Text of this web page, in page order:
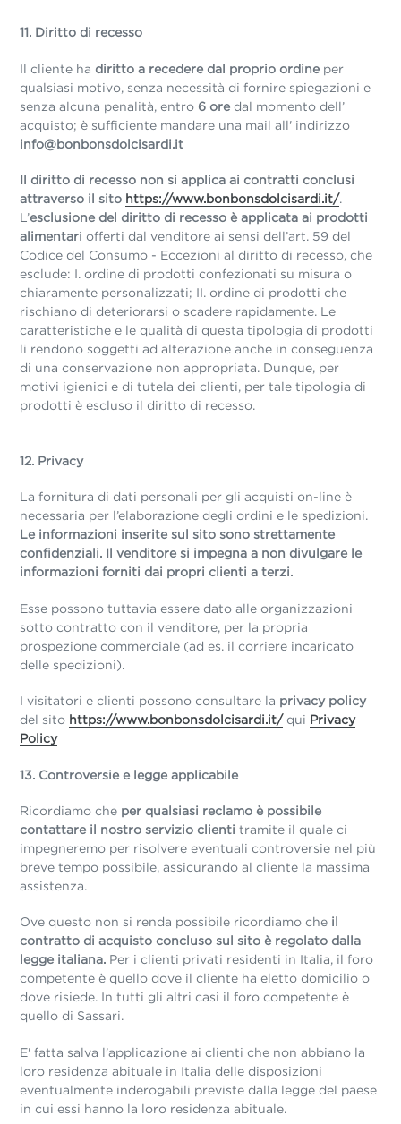
11. Diritto di recesso
Il cliente ha diritto a recedere dal proprio ordine per
qualsiasi motivo, senza necessità di fornire spiegazioni e
senza alcuna penalità, entro 6 ore dal momento dell’
acquisto; è sufficiente mandare una mail all' indirizzo
info@bonbonsdolcisardi.it
Il diritto di recesso non si applica ai contratti conclusi
attraverso il sito https://www.bonbonsdolcisardi.it/.
L’esclusione del diritto di recesso è applicata ai prodotti
alimentari offerti dal venditore ai sensi dell’art. 59 del
Codice del Consumo - Eccezioni al diritto di recesso, che
esclude: I. ordine di prodotti confezionati su misura o
chiaramente personalizzati; II. ordine di prodotti che
rischiano di deteriorarsi o scadere rapidamente. Le
caratteristiche e le qualità di questa tipologia di prodotti
li rendono soggetti ad alterazione anche in conseguenza
di una conservazione non appropriata. Dunque, per
motivi igienici e di tutela dei clienti, per tale tipologia di
prodotti è escluso il diritto di recesso.
12. Privacy
La fornitura di dati personali per gli acquisti on-line è
necessaria per l’elaborazione degli ordini e le spedizioni.
Le informazioni inserite sul sito sono strettamente
confidenziali. Il venditore si impegna a non divulgare le
informazioni forniti dai propri clienti a terzi.
Esse possono tuttavia essere dato alle organizzazioni
sotto contratto con il venditore, per la propria
prospezione commerciale (ad es. il corriere incaricato
delle spedizioni).
I visitatori e clienti possono consultare la privacy policy
del sito https://www.bonbonsdolcisardi.it/ qui Privacy
Policy
13. Controversie e legge applicabile
Ricordiamo che per qualsiasi reclamo è possibile
contattare il nostro servizio clienti tramite il quale ci
impegneremo per risolvere eventuali controversie nel più
breve tempo possibile, assicurando al cliente la massima
assistenza.
Ove questo non si renda possibile ricordiamo che il
contratto di acquisto concluso sul sito è regolato dalla
legge italiana. Per i clienti privati residenti in Italia, il foro
competente è quello dove il cliente ha eletto domicilio o
dove risiede. In tutti gli altri casi il foro competente è
quello di Sassari.
E' fatta salva l’applicazione ai clienti che non abbiano la
loro residenza abituale in Italia delle disposizioni
eventualmente inderogabili previste dalla legge del paese
in cui essi hanno la loro residenza abituale.